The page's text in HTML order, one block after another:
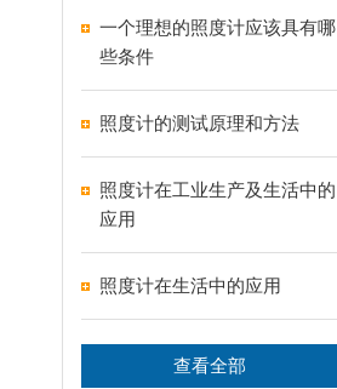
一个理想的照度计应该具有哪
些条件
照度计的测试原理和方法
照度计在工业生产及生活中的
应用
照度计在生活中的应用
查看全部